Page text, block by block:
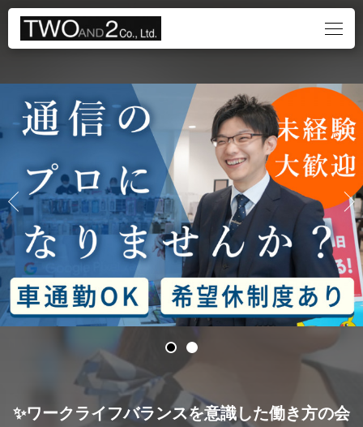
✨ワークライフバランスを意識した働き方の会